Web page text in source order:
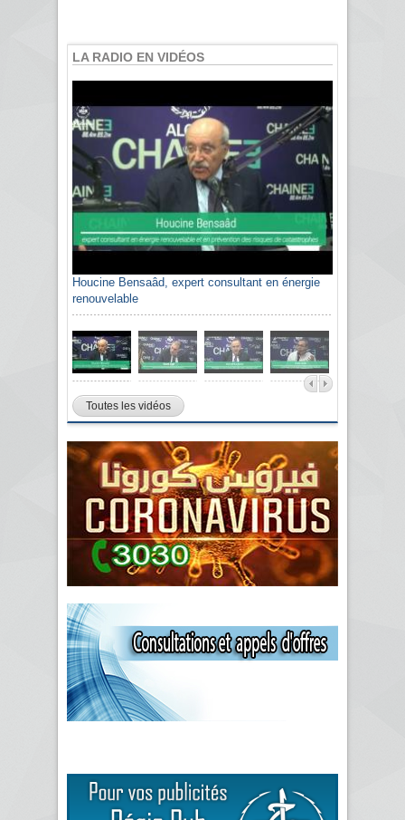
LA RADIO EN VIDÉOS
Houcine Bensaâd, expert consultant en énergie
renouvelable
Toutes les vidéos